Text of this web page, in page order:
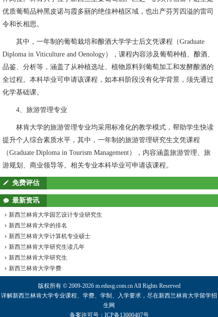
优质葡萄品种黑皮诺与霞多丽的绝佳种植区域，也出产芬芳四溢的雷司
令和长相思。
其中，一年制的葡萄栽培和酿酒大学学士后文凭课程（Graduate
Diploma in Viticulture and Oenology），课程内容涉及葡萄种植、酿酒、
品鉴、分析等，涵盖了从种植选址、植物原料到葡萄加工和发酵酿酒的
全过程。本科毕业可申请该课程，如本科阶段没有化学背景，须先通过
化学基础课。
4、旅游管理专业
林肯大学的旅游管理专业均采用标准化的教学模式，帮助学生快读
提升个人综合素质水平，其中，一年制的旅游管理研究生文凭课程
（Graduate Diploma in Tourism Management），内容涵盖旅游管理、旅
游规划、商业领导等。相关专业本科毕业可申请该课程。
免费评估
最新资讯
新西兰林肯大学园艺设计专业研究生
新西兰林肯大学的排名
新西兰林肯大学计算机专业硕士
新西兰林肯大学研究生读几年
新西兰林肯大学研究生
新西兰林肯大学学费
版权所有 © 2009-2026 m.edusg.com.cn All Rights Reserved
详解新西兰林肯大学专业课程、学费、学制、入学要求，尽在新西兰林肯大学留学招
生网
备案许可号：ICP备13000407号